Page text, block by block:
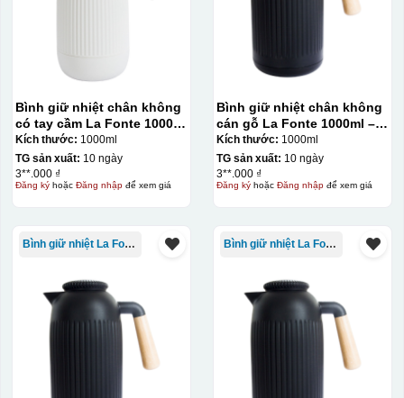
vàng, khi in ở nhiệt cao, nền đó sẽ cháy và biến mất để
lại mực in logo dính chết lên gốm sứ [gallery link="file"
size="full" ids="29792,29791,29790"]
Ưu, nhược điểm của in Decal trượt nước
trên gốm sứ
Bình giữ nhiệt chân không
có tay cầm La Fonte 1000ml
– 011655
Kích thước: 1000ml
TG sản xuất: 10 ngày
3**.000 ₫
Đăng kýhoặc Đăng nhậpđể xem giá
Bình giữ nhiệt chân không
cán gỗ La Fonte 1000ml –
011679
Kích thước: 1000ml
TG sản xuất: 10 ngày
3**.000 ₫
Đăng kýhoặc Đăng nhậpđể xem giá
Bình giữ nhiệt La Fonte Bình giữ nhiệt La Fonte